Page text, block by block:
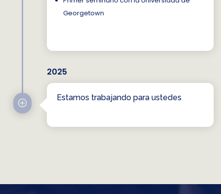
Georgetown
2025
P
Estamos trabajando para ustedes